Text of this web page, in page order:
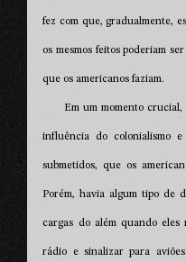
fez com que, gradualmente,
os mesmos feitos poderiam
que os americanos faziam.
Em um momento crucial,
influência do colonialismo
submetidos, que os
Porém, havia algum tipo de
cargas do além quando eles
rádio e sinalizar para